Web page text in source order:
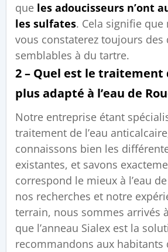
que les adoucisseurs n’ont
les sulfates. Cela signifie
vous constaterez toujours des
semblables à du tartre.
2 – Quel est le traitement
plus adapté à l’eau de
Notre entreprise étant
traitement de l’eau
connaissons bien les
existantes, et savons
correspond le mieux à l’eau de
nos recherches et notre
terrain, nous sommes arrivés
que l’anneau Sialex est la
recommandons aux habitants